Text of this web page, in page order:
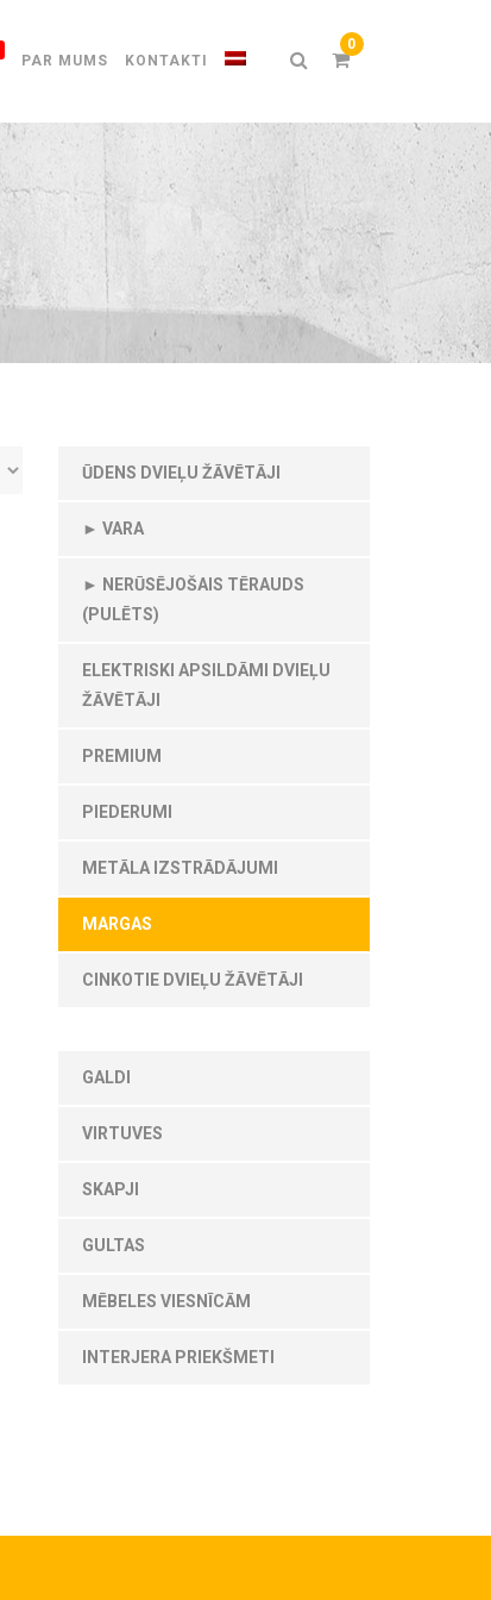
PAR MUMS KONTAKTI
ŪDENS DVIEĻU ŽĀVĒTĀJI
► VARA
► NERŪSĒJOŠAIS TĒRAUDS
(PULĒTS)
ELEKTRISKI APSILDĀMI DVIEĻU
ŽĀVĒTĀJI
PREMIUM
PIEDERUMI
METĀLA IZSTRĀDĀJUMI
MARGAS
CINKOTIE DVIEĻU ŽĀVĒTĀJI
GALDI
VIRTUVES
SKAPJI
GULTAS
MĒBELES VIESNĪCĀM
INTERJERA PRIEKŠMETI